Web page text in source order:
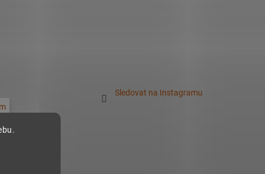
Sledovat na Instagramu